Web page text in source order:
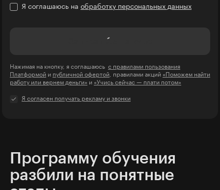
Я соглашаюсь на обработку персональных данных
Записаться на курс
Нажимая на кнопку, я соглашаюсь с правилами пользования
Платформой и публичной офертой , правилами акций «Поможем найти
работу или вернем деньги» и «Учись сейчас — плати потом»
Я согласен получать рекламу и звонки
Программу обучения
разбили на понятные